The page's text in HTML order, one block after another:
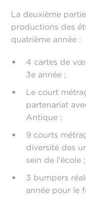
La deuxième
productions des
quatrième année :
4 cartes de
3e année ;
Le court
partenariat
Antique ;
9 courts
diversité des
sein de l'école ;
3 bumpers
année pour le